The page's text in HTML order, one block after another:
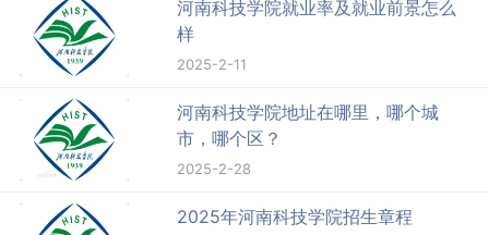
河南科技学院就业率及就业前景怎么
样
2025-2-11
河南科技学院地址在哪里，哪个城
市，哪个区？
2025-2-28
2025年河南科技学院招生章程